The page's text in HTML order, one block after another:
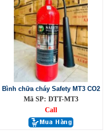
Bình chữa cháy Safety MT3 CO2
Mã SP: DTT-MT3
Call